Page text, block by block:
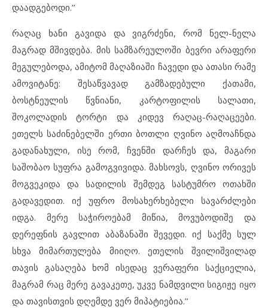
დაადგებოდი.’’
რაღაც ხანი გავიდა და ვიგრძენი, რომ ნელ-ნელა
მაგრად მშივდება. მის სამზარეულოში ბევრი არაფერი
მეგულებოდა, ამიტომ მაღაზიაში ჩავედი და ათასი რამე
ამოვიტანე: შესაწვავად გამზადებული ქათამი,
ბოსტნეულის წვნიანი, კარტოფილის სალათი,
შოკოლადის ტორტი და კიდევ რაღაც-რაღაცეები.
ეთელს საძინებელში ერთი ბოთლი ღვინო აღმოაჩნდა
გადანახული, ისე რომ, ჩვენში დარჩეს და, მაგარი
საშობაო სუფრა გამოგვივიდა. მახსოვს, ღვინო ორივეს
მოგვეკიდა და სადილის შემდეგ სასტუმრო ოთახში
გადავედით. იქ უფრო მოსახერხებელი სავარძლები
იდგა. მერე საჭიროებამ მიწია, მოვუბოდიშე და
დერეფნის გავლით აბაზანაში შევედი. იქ საქმე სულ
სხვა მიმართულება მიიღო. ეთელის შვილიშვილად
თავის გასაღება ხომ ისედაც ვერაფერი საქციელია,
მაგრამ რაც მერე გავაკეთე, უკვე ნამდვილი სიგიჟე იყო
და თავისთვის დღემდე ვერ მიპატიებია.’’